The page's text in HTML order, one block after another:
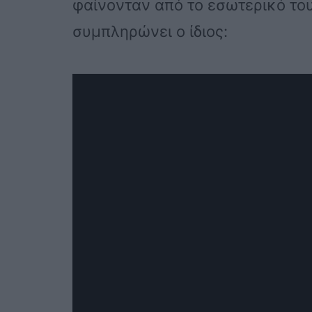
φαίνονταν από το εσωτερικό
συμπληρώνει ο ίδιος: